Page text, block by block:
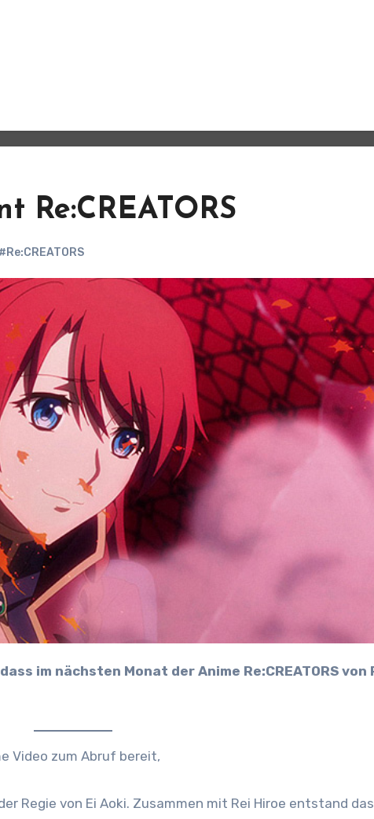
Re:CREATORS
#Re:CREATORS
im nächsten Monat der Anime Re:CREATORS von
Video zum Abruf bereit,
Regie von Ei Aoki. Zusammen mit Rei Hiroe entstand das